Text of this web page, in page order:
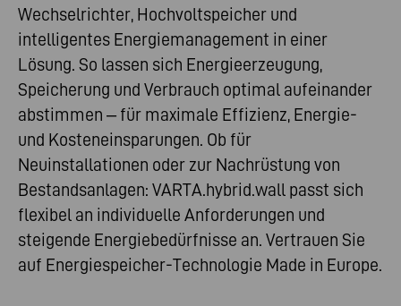
Wechselrichter, Hochvoltspeicher und
intelligentes Energiemanagement in einer
Lösung. So lassen sich Energieerzeugung,
Speicherung und Verbrauch optimal aufeinander
abstimmen – für maximale Effizienz, Energie-
und Kosteneinsparungen. Ob für
Neuinstallationen oder zur Nachrüstung von
Bestandsanlagen: VARTA.hybrid.wall passt sich
flexibel an individuelle Anforderungen und
steigende Energiebedürfnisse an. Vertrauen Sie
auf Energiespeicher-Technologie Made in Europe.